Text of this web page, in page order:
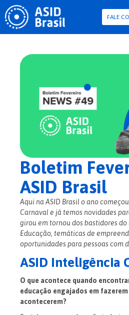
FALE
Boletim
ASID Brasil
Aqui na ASID Brasil o ano
Carnaval e já temos novidades
girou em tornou dos bastidores
Educação, temáticas de
oportunidades para pessoas com
ASID Inteligência
O que acontece quando
educação engajados em
acontecerem?